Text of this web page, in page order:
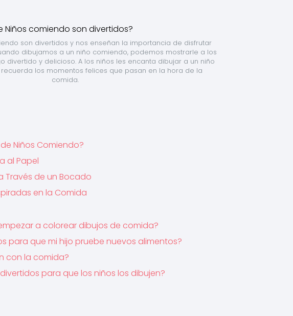
son divertidos y nos enseñan la importancia de disfrutar
dibujamos a un niño comiendo, podemos mostrarle a los
divertido y delicioso. A los niños les encanta dibujar a un niño
los momentos felices que pasan en la hora de la
comida.
Niños Comiendo?
al Papel
Través de un Bocado
en la Comida
a colorear dibujos de comida?
para que mi hijo pruebe nuevos alimentos?
con la comida?
para que los niños los dibujen?